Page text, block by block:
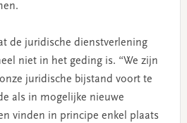
de juridische dienstverlening
niet in het geding is. “We zijn
juridische bijstand voort te
als in mogelijke nieuwe
vinden in principe enkel plaats